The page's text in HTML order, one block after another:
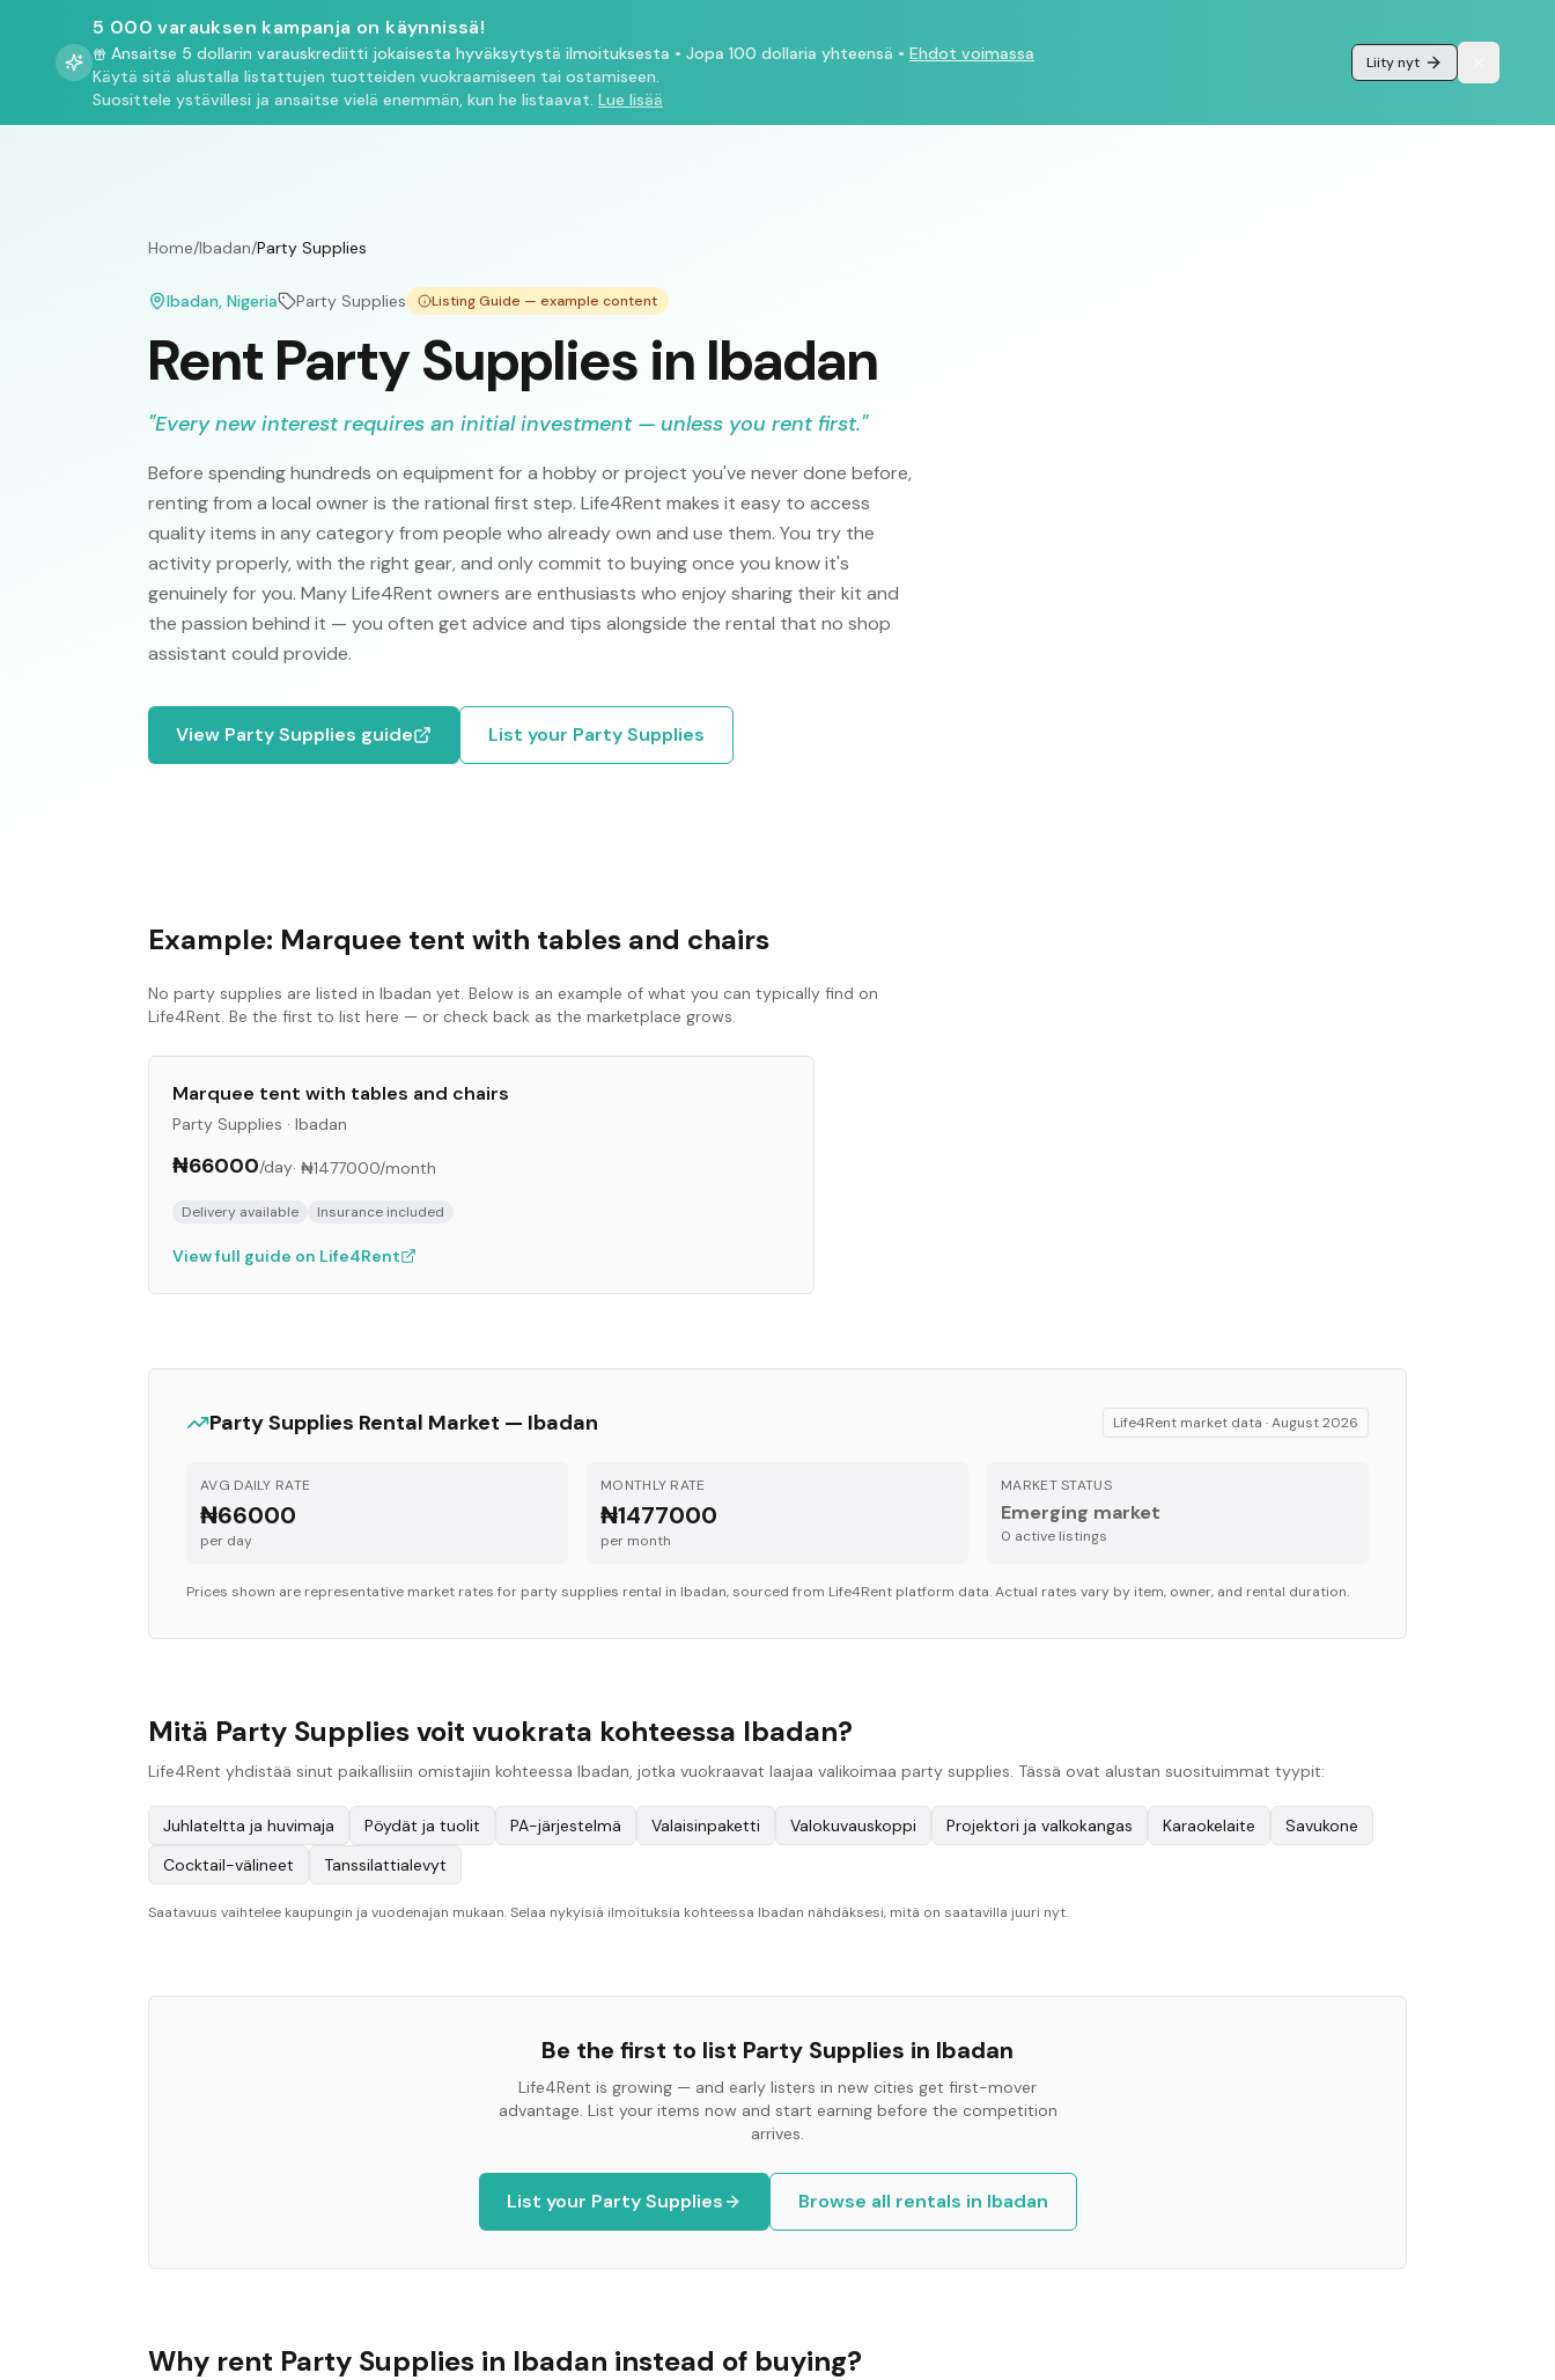
5 000 varauksen kampanja on käynnissä!
Ansaitse 5 dollarin varauskrediitti jokaisesta hyväksytystä ilmoituksesta • Jopa 100 dollaria yhteensä • Ehdot voimassa
Käytä sitä alustalla listattujen tuotteiden vuokraamiseen tai ostamiseen.
Suosittele ystävillesi ja ansaitse vielä enemmän, kun he listaavat. Lue lisää
Liity nyt
Home/Ibadan/Party Supplies
Ibadan, Nigeria Party Supplies Listing Guide — example content
Rent Party Supplies in Ibadan
"Every new interest requires an initial investment — unless you rent first."
Before spending hundreds on equipment for a hobby or project you've never done before,
renting from a local owner is the rational first step. Life4Rent makes it easy to access
quality items in any category from people who already own and use them. You try the
activity properly, with the right gear, and only commit to buying once you know it's
genuinely for you. Many Life4Rent owners are enthusiasts who enjoy sharing their kit and
the passion behind it — you often get advice and tips alongside the rental that no shop
assistant could provide.
View Party Supplies guide List your Party Supplies
Example: Marquee tent with tables and chairs
No party supplies are listed in Ibadan yet. Below is an example of what you can typically find on
Life4Rent. Be the first to list here — or check back as the marketplace grows.
Marquee tent with tables and chairs
Party Supplies · Ibadan
₦66000/day· ₦1477000/month
Delivery available Insurance included
View full guide on Life4Rent
Party Supplies Rental Market — Ibadan Life4Rent market data ·August 2026
AVG DAILY RATE
₦66000
per day
MONTHLY RATE
₦1477000
per month
MARKET STATUS
Emerging market
0 active listings
Prices shown are representative market rates for party supplies rental in Ibadan, sourced from Life4Rent platform data. Actual rates vary by item, owner, and rental duration.
Mitä Party Supplies voit vuokrata kohteessa Ibadan?
Life4Rent yhdistää sinut paikallisiin omistajiin kohteessa Ibadan, jotka vuokraavat laajaa valikoimaa party supplies. Tässä ovat alustan suosituimmat tyypit:
Juhlateltta ja huvimaja Pöydät ja tuolit PA-järjestelmä Valaisinpaketti Valokuvauskoppi Projektori ja valkokangas Karaokelaite
Savukone
Cocktail-välineet
Tanssilattialevyt
Saatavuus vaihtelee kaupungin ja vuodenajan mukaan. Selaa nykyisiä ilmoituksia kohteessa Ibadan nähdäksesi, mitä on saatavilla juuri nyt.
Be the first to list Party Supplies in Ibadan
Life4Rent is growing — and early listers in new cities get first-mover
advantage. List your items now and start earning before the competition
arrives.
List your Party Supplies Browse all rentals in Ibadan
Why rent Party Supplies in Ibadan instead of buying?